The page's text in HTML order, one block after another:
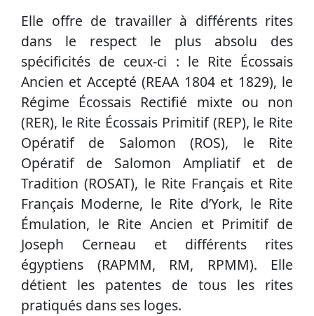
Elle offre de travailler à différents rites
dans le respect le plus absolu des
spécificités de ceux-ci : le Rite Écossais
Ancien et Accepté (REAA 1804 et 1829), le
Régime Écossais Rectifié mixte ou non
(RER), le Rite Écossais Primitif (REP), le Rite
Opératif de Salomon (ROS), le Rite
Opératif de Salomon Ampliatif et de
Tradition (ROSAT), le Rite Français et Rite
Français Moderne, le Rite d’York, le Rite
Émulation, le Rite Ancien et Primitif de
Joseph Cerneau et différents rites
égyptiens (RAPMM, RM, RPMM). Elle
détient les patentes de tous les rites
pratiqués dans ses loges.